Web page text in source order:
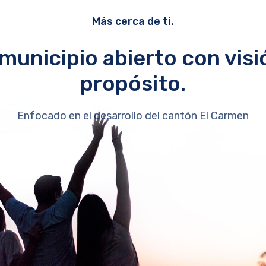
Más cerca de ti.
abierto con
propósito.
Enfocado en el desarrollo del cantón El Carmen